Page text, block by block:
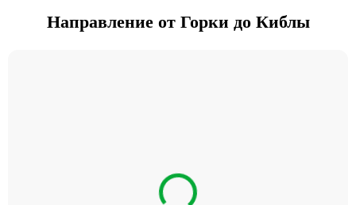
Направление от Горки до Киблы